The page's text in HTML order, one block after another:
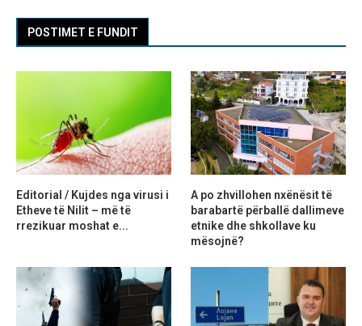
POSTIMET E FUNDIT
Editorial / Kujdes nga virusi i
Etheve të Nilit – më të
rrezikuar moshat e...
A po zhvillohen nxënësit të
barabartë përballë dallimeve
etnike dhe shkollave ku
mësojnë?